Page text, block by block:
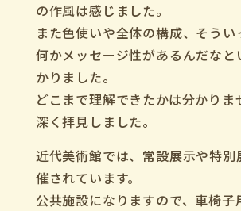
の作風は感じました。
また色使いや全体の構成、そうい
何かメッセージ性があるんだなと
かりました。
どこまで理解できたかは分かりま
深く拝見しました。
近代美術館では、常設展示や特別
催されています。
公共施設になりますので、車椅子